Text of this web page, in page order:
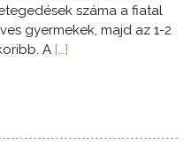
száma a fiatal
gyermekek, majd az 1-2
A […]